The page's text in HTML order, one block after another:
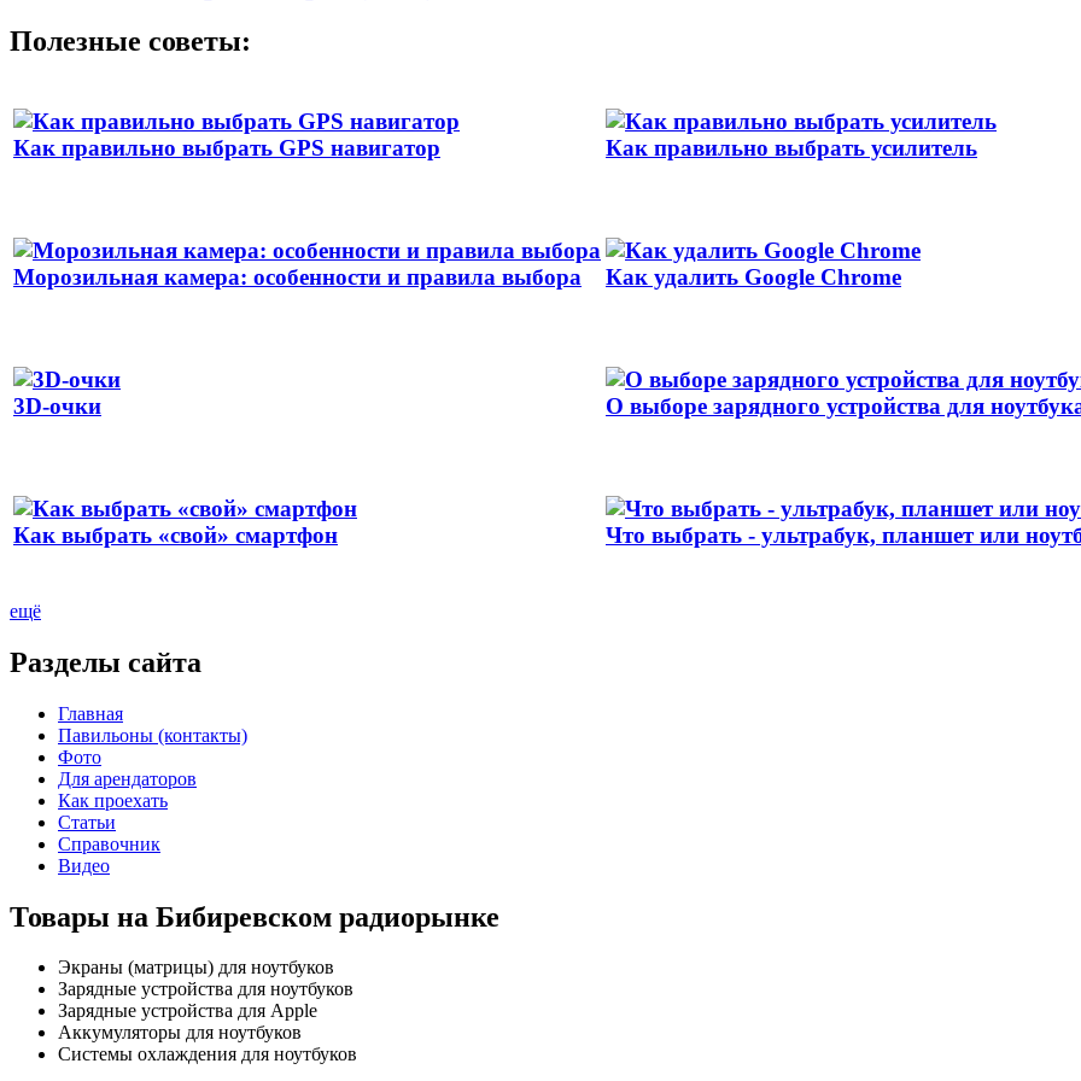
Полезные советы:
Как правильно выбрать GPS навигатор Как правильно выбрать усилитель
Морозильная камера: особенности и правила выбора Как удалить Google Chrome
3D-очки О выборе зарядного устройства для
Как выбрать «свой» смартфон Что выбрать - ультрабук, планшет или
ещё
Разделы сайта
Главная
Павильоны (контакты)
Фото
Для арендаторов
Как проехать
Статьи
Справочник
Видео
Товары на Бибиревском радиорынке
Экраны (матрицы) для ноутбуков
Зарядные устройства для ноутбуков
Зарядные устройства для Apple
Аккумуляторы для ноутбуков
Системы охлаждения для ноутбуков